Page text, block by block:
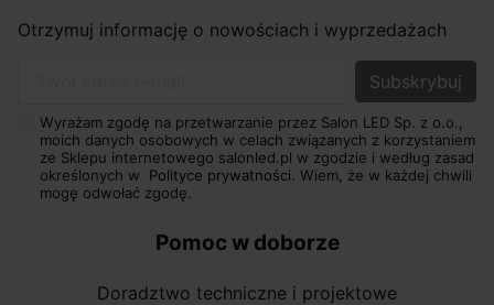
Otrzymuj informację o nowościach i wyprzedażach
Wyrażam zgodę na przetwarzanie przez Salon LED Sp. z o.o.,
moich danych osobowych w celach związanych z korzystaniem
ze Sklepu internetowego salonled.pl w zgodzie i według zasad
określonych w Polityce prywatności. Wiem, że w każdej chwili
mogę odwołać zgodę.
Pomoc w doborze
Doradztwo techniczne i projektowe